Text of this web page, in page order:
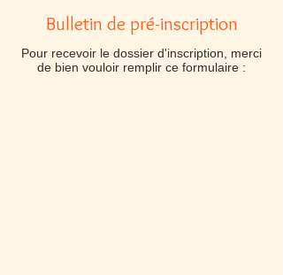
Bulletin de pré-inscription
Pour recevoir le dossier d'inscription, merci
de bien vouloir remplir ce formulaire :